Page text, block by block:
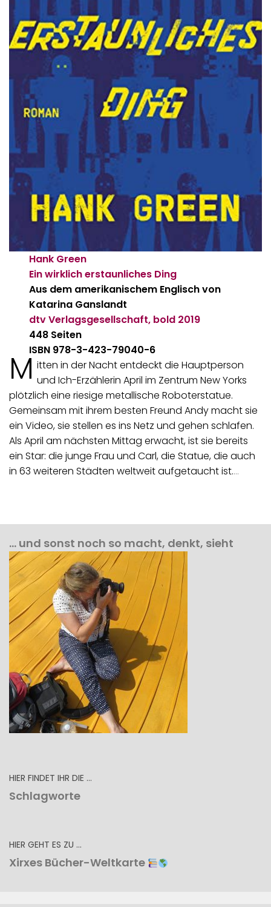
Hank Green
Ein wirklich erstaunliches Ding
Aus dem amerikanischem Englisch von
Katarina Ganslandt
dtv Verlagsgesellschaft, bold 2019
448 Seiten
ISBN 978-3-423-79040-6
M itten in der Nacht entdeckt die Hauptperson
und Ich-Erzählerin April im Zentrum New Yorks
plötzlich eine riesige metallische Roboterstatue.
Gemeinsam mit ihrem besten Freund Andy macht sie
ein Video, sie stellen es ins Netz und gehen schlafen.
Als April am nächsten Mittag erwacht, ist sie bereits
ein Star: die junge Frau und Carl, die Statue, die auch
in 63 weiteren Städten weltweit aufgetaucht ist.…
… und sonst noch so macht, denkt, sieht
HIER FINDET IHR DIE …
Schlagworte
HIER GEHT ES ZU …
Xirxes Bücher-Weltkarte